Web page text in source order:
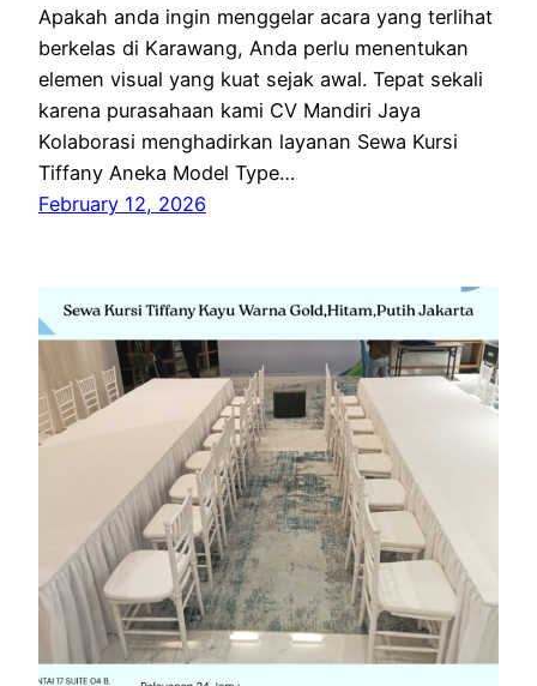
Apakah anda ingin menggelar acara yang terlihat
berkelas di Karawang, Anda perlu menentukan
elemen visual yang kuat sejak awal. Tepat sekali
karena purasahaan kami CV Mandiri Jaya
Kolaborasi menghadirkan layanan Sewa Kursi
Tiffany Aneka Model Type…
February 12, 2026